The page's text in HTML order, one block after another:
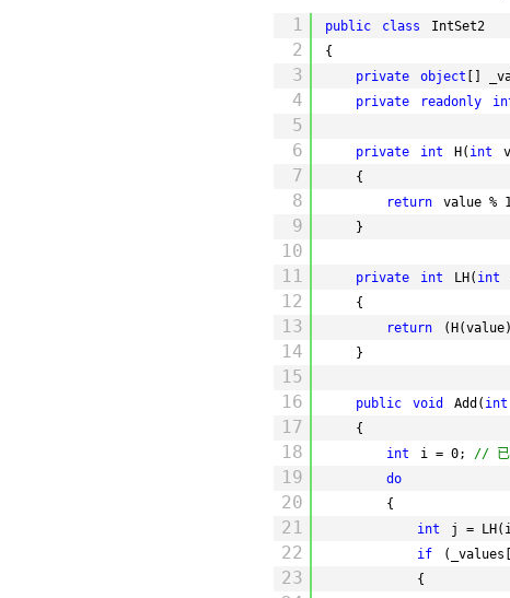
1
2
3
4
5
6
7
8
9
10
11
12
13
14
15
16
17
18
19
20
21
22
23
public class
IntSet2
{
private
object []
private
readonly
private int H( int
{
return
value %
}
private int LH( int
{
return
}
public void Add( int
{
int
i = 0; // 已
do
{
int
j =
if
{